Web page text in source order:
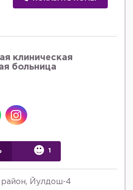
клиническая
больница
1
Йулдош-4